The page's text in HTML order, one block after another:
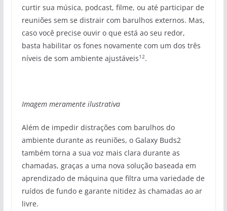
curtir sua música, podcast, filme, ou até participar de
reuniões sem se distrair com barulhos externos. Mas,
caso você precise ouvir o que está ao seu redor,
basta habilitar os fones novamente com um dos três
níveis de som ambiente ajustáveis12.
Imagem meramente ilustrativa
Além de impedir distrações com barulhos do
ambiente durante as reuniões, o Galaxy Buds2
também torna a sua voz mais clara durante as
chamadas, graças a uma nova solução baseada em
aprendizado de máquina que filtra uma variedade de
ruídos de fundo e garante nitidez às chamadas ao ar
livre.